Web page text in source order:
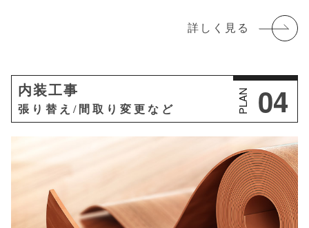
詳しく見る
内装工事
張り替え/間取り変更など PLAN 04